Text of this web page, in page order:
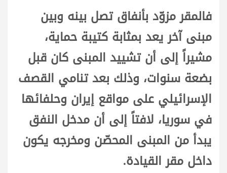
فالمقر مزوّد بأنفاق تصل بينه وبين
مبنى آخر يعد بمثابة كتيبة حماية،
مشيراً إلى أن تشييد المبنى كان قبل
بضعة سنوات، وذلك بعد تنامي القصف
الإسرائيلي على مواقع إيران وحلفائها
في سوريا، لافتاً إلى أن مدخل النفق
يبدأ من المبنى المحصّن ومخرجه يكون
داخل مقر القيادة.